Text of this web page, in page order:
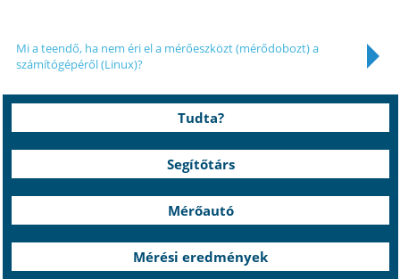
Mi a teendő, ha nem éri el a mérőeszközt (mérődobozt) a
számítógépéről (Linux)?
Tudta?
Segítőtárs
Mérőautó
Mérési eredmények